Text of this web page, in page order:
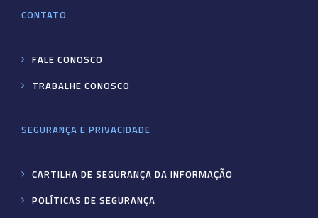
CONTATO
FALE CONOSCO
TRABALHE CONOSCO
SEGURANÇA E PRIVACIDADE
CARTILHA DE SEGURANÇA DA INFORMAÇÃO
POLÍTICAS DE SEGURANÇA